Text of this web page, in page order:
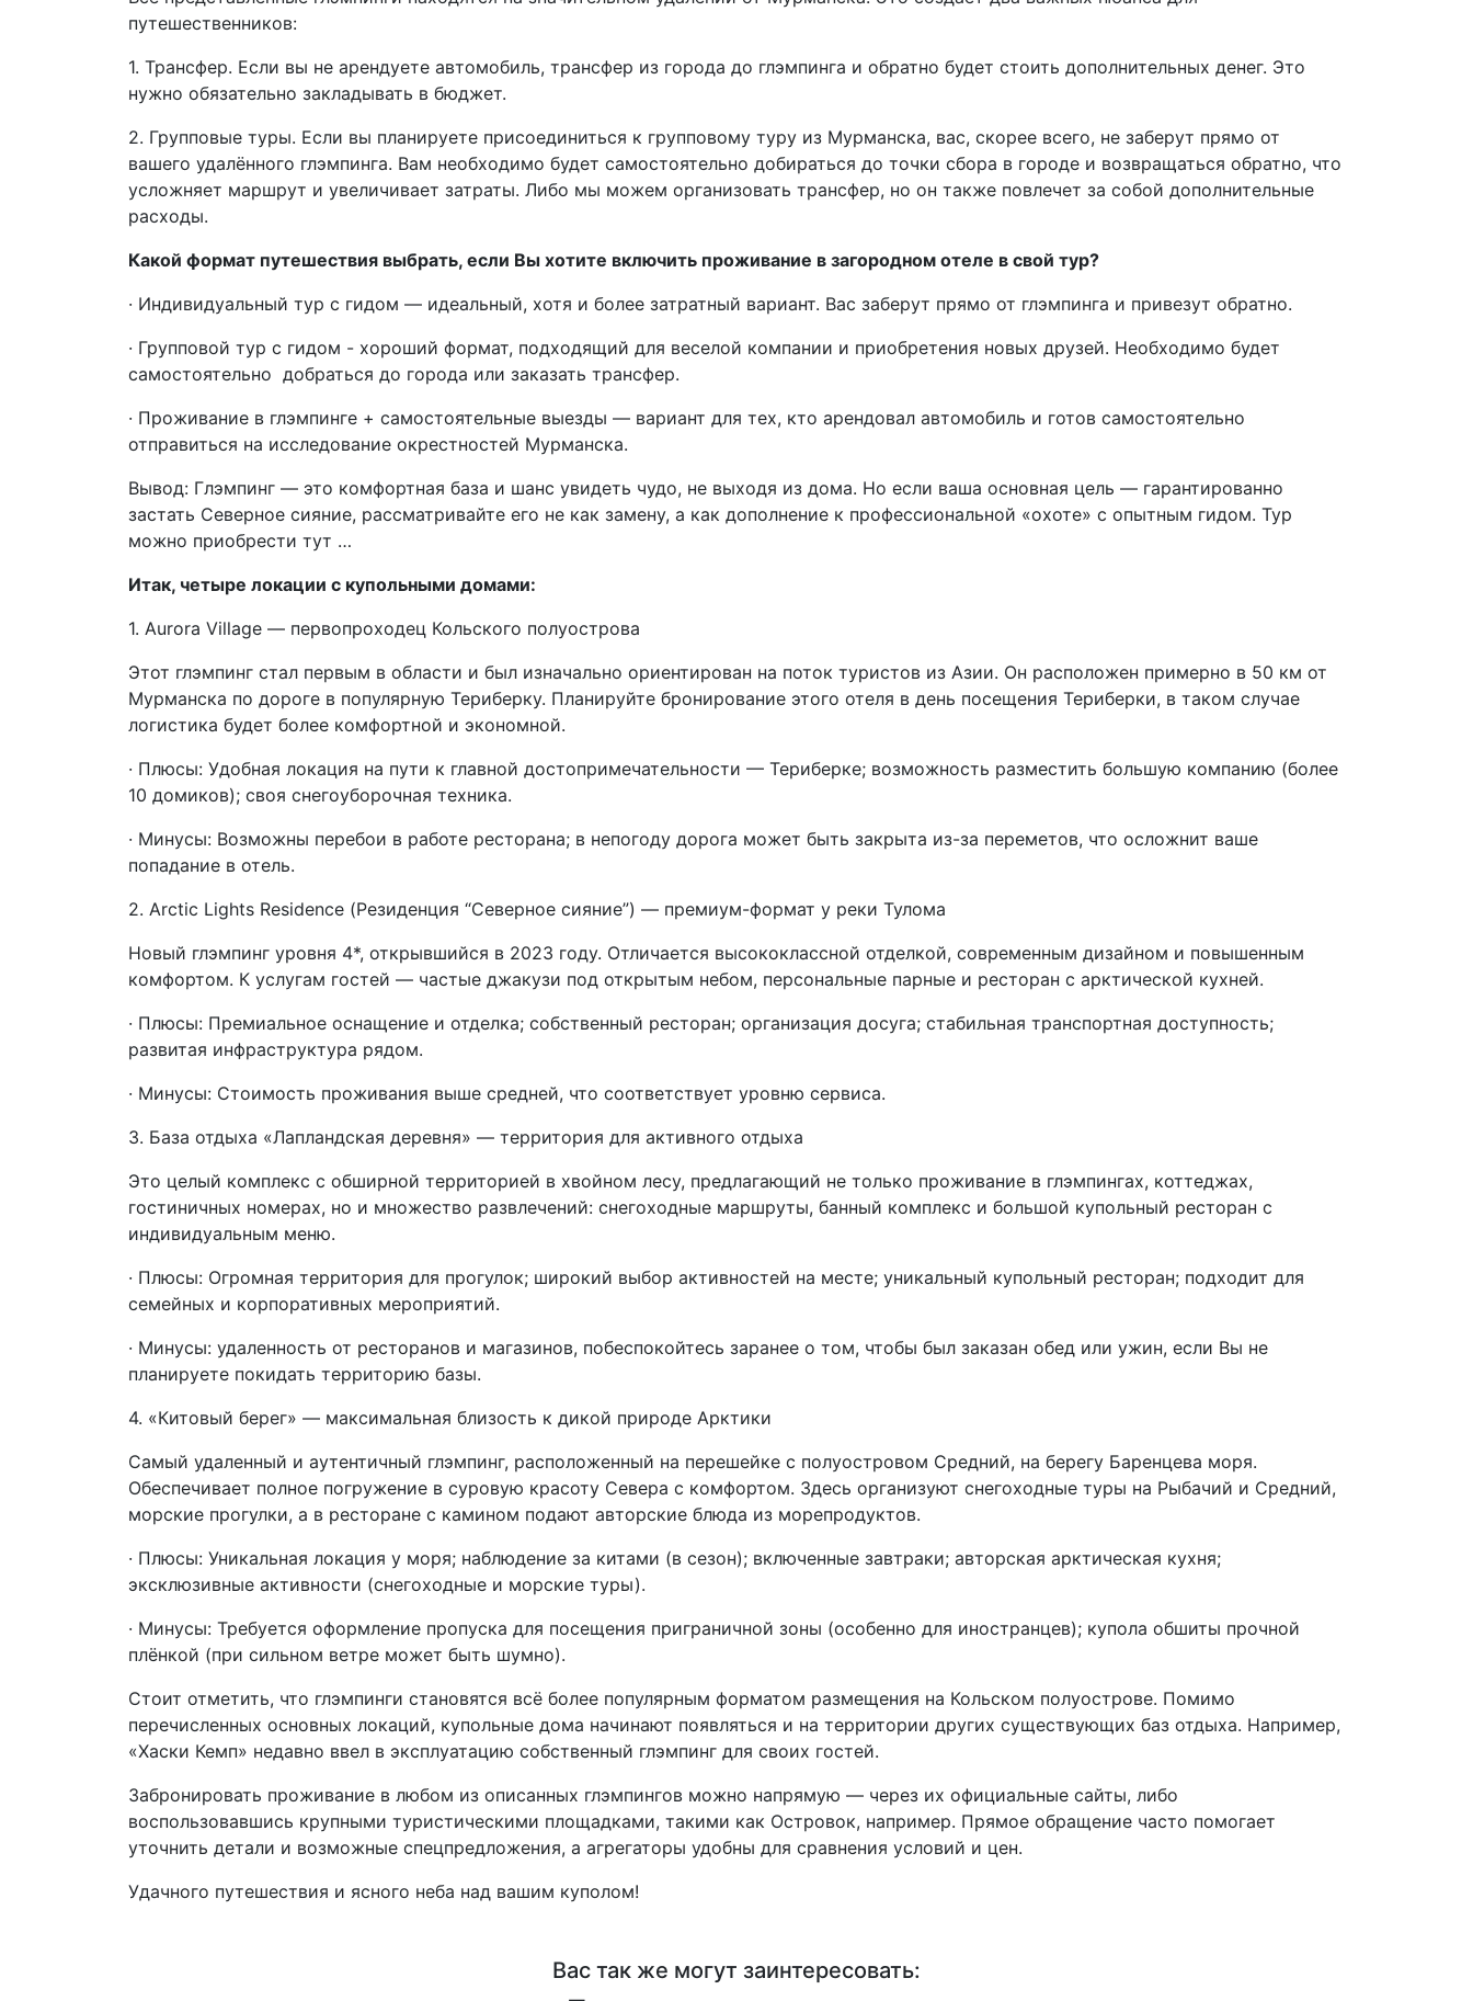
путешественников:
1. Трансфер. Если вы не арендуете автомобиль, трансфер из города до глэмпинга и обратно будет стоить дополнительных денег. Это
нужно обязательно закладывать в бюджет.
2. Групповые туры. Если вы планируете присоединиться к групповому туру из Мурманска, вас, скорее всего, не заберут прямо от
вашего удалённого глэмпинга. Вам необходимо будет самостоятельно добираться до точки сбора в городе и возвращаться обратно, что
усложняет маршрут и увеличивает затраты. Либо мы можем организовать трансфер, но он также повлечет за собой дополнительные
расходы.
Какой формат путешествия выбрать, если Вы хотите включить проживание в загородном отеле в свой тур?
· Индивидуальный тур с гидом — идеальный, хотя и более затратный вариант. Вас заберут прямо от глэмпинга и привезут обратно.
· Групповой тур с гидом - хороший формат, подходящий для веселой компании и приобретения новых друзей. Необходимо будет
самостоятельно добраться до города или заказать трансфер.
· Проживание в глэмпинге + самостоятельные выезды — вариант для тех, кто арендовал автомобиль и готов самостоятельно
отправиться на исследование окрестностей Мурманска.
Вывод: Глэмпинг — это комфортная база и шанс увидеть чудо, не выходя из дома. Но если ваша основная цель — гарантированно
застать Северное сияние, рассматривайте его не как замену, а как дополнение к профессиональной «охоте» с опытным гидом. Тур
можно приобрести тут …
Итак, четыре локации с купольными домами:
1. Aurora Village — первопроходец Кольского полуострова
Этот глэмпинг стал первым в области и был изначально ориентирован на поток туристов из Азии. Он расположен примерно в 50 км от
Мурманска по дороге в популярную Териберку. Планируйте бронирование этого отеля в день посещения Териберки, в таком случае
логистика будет более комфортной и экономной.
· Плюсы: Удобная локация на пути к главной достопримечательности — Териберке; возможность разместить большую компанию (более
10 домиков); своя снегоуборочная техника.
· Минусы: Возможны перебои в работе ресторана; в непогоду дорога может быть закрыта из-за переметов, что осложнит ваше
попадание в отель.
2. Arctic Lights Residence (Резиденция “Северное сияние”) — премиум-формат у реки Тулома
Новый глэмпинг уровня 4*, открывшийся в 2023 году. Отличается высококлассной отделкой, современным дизайном и повышенным
комфортом. К услугам гостей — частые джакузи под открытым небом, персональные парные и ресторан с арктической кухней.
· Плюсы: Премиальное оснащение и отделка; собственный ресторан; организация досуга; стабильная транспортная доступность;
развитая инфраструктура рядом.
· Минусы: Стоимость проживания выше средней, что соответствует уровню сервиса.
3. База отдыха «Лапландская деревня» — территория для активного отдыха
Это целый комплекс с обширной территорией в хвойном лесу, предлагающий не только проживание в глэмпингах, коттеджах,
гостиничных номерах, но и множество развлечений: снегоходные маршруты, банный комплекс и большой купольный ресторан с
индивидуальным меню.
· Плюсы: Огромная территория для прогулок; широкий выбор активностей на месте; уникальный купольный ресторан; подходит для
семейных и корпоративных мероприятий.
· Минусы: удаленность от ресторанов и магазинов, побеспокойтесь заранее о том, чтобы был заказан обед или ужин, если Вы не
планируете покидать территорию базы.
4. «Китовый берег» — максимальная близость к дикой природе Арктики
Самый удаленный и аутентичный глэмпинг, расположенный на перешейке с полуостровом Средний, на берегу Баренцева моря.
Обеспечивает полное погружение в суровую красоту Севера с комфортом. Здесь организуют снегоходные туры на Рыбачий и Средний,
морские прогулки, а в ресторане с камином подают авторские блюда из морепродуктов.
· Плюсы: Уникальная локация у моря; наблюдение за китами (в сезон); включенные завтраки; авторская арктическая кухня;
эксклюзивные активности (снегоходные и морские туры).
· Минусы: Требуется оформление пропуска для посещения приграничной зоны (особенно для иностранцев); купола обшиты прочной
плёнкой (при сильном ветре может быть шумно).
Стоит отметить, что глэмпинги становятся всё более популярным форматом размещения на Кольском полуострове. Помимо
перечисленных основных локаций, купольные дома начинают появляться и на территории других существующих баз отдыха. Например,
«Хаски Кемп» недавно ввел в эксплуатацию собственный глэмпинг для своих гостей.
Забронировать проживание в любом из описанных глэмпингов можно напрямую — через их официальные сайты, либо
воспользовавшись крупными туристическими площадками, такими как Островок, например. Прямое обращение часто помогает
уточнить детали и возможные спецпредложения, а агрегаторы удобны для сравнения условий и цен.
Удачного путешествия и ясного неба над вашим куполом!
Вас так же могут заинтересовать: